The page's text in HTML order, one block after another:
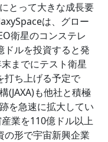
とって大きな成長要
は、グロー
衛星のコンステレ
ドルを投資すると発
までにテスト衛星
打ち上げる予定で
(JAXA)も他社と積極
を急速に拡大してい
業を110億ドル以上
の形で宇宙新興企業